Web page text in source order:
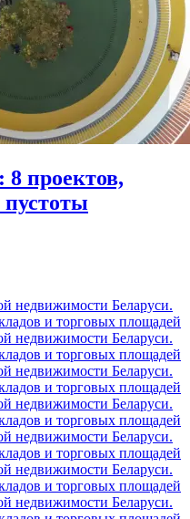
8 проектов,
недвижимости Беларуси.
и торговых площадей
недвижимости Беларуси.
и торговых площадей
недвижимости Беларуси.
и торговых площадей
недвижимости Беларуси.
и торговых площадей
недвижимости Беларуси.
и торговых площадей
недвижимости Беларуси.
и торговых площадей
недвижимости Беларуси.